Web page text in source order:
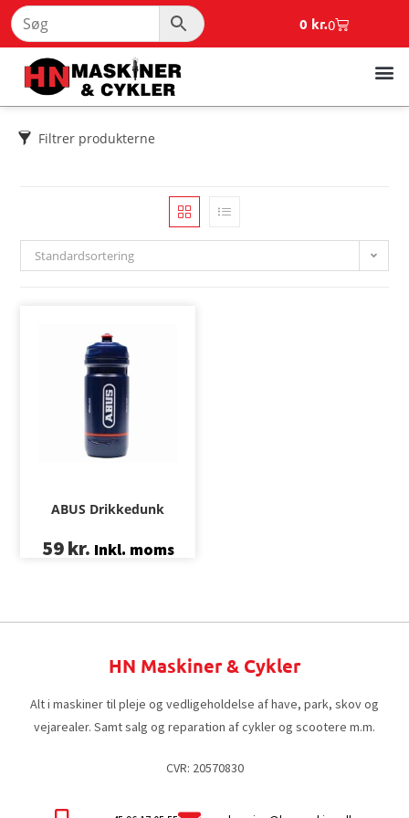
0 kr.0
Filtrer produkterne
Standardsortering
ABUS Drikkedunk
59kr. Inkl. moms
HN Maskiner & Cykler
Alt i maskiner til pleje og vedligeholdelse af have, park, skov og
vejarealer. Samt salg og reparation af cykler og scootere m.m.
CVR: 20570830